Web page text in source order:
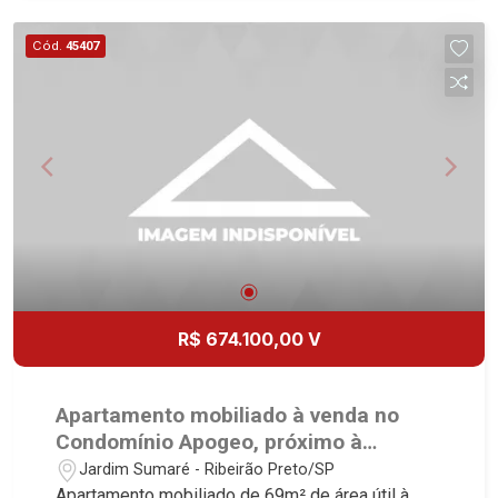
Martinelli Imobiliária, referência no mercado
imobiliário desde 2000. Especialistas em Venda,
1051 - Alto da Boa Vista | Ribeirão Preto.
Cód. 45407
R$ 674.100,00 V
Apartamento mobiliado à venda no
Condomínio Apogeo, próximo à
Avenida Professor João Fiúsa -
Jardim Sumaré - Ribeirão Preto/SP